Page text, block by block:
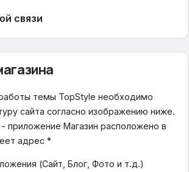
связи
в каталоге?
выводимого товара
подложки слайдера?
меню?
в списки?
темы TopStyle необходимо
сайта согласно изображению ниже.
приложение Магазин расположено в
адрес *
(Сайт, Блог, Фото и т.д.)